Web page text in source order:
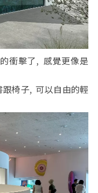
衝擊了, 感覺更像是
椅子, 可以自由的輕